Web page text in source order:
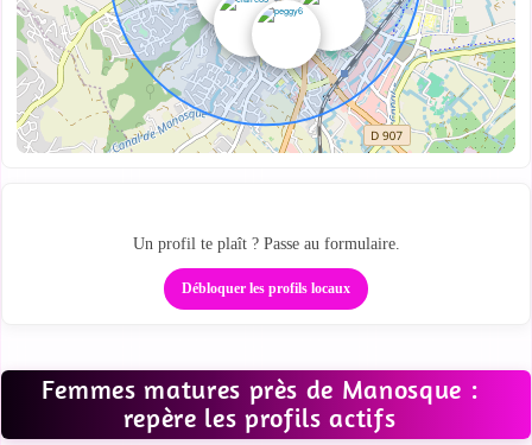
Un profil te plaît ? Passe au formulaire.
Débloquer les profils locaux
Femmes matures près de Manosque :
repère les profils actifs
VOIR LES PHOTOS